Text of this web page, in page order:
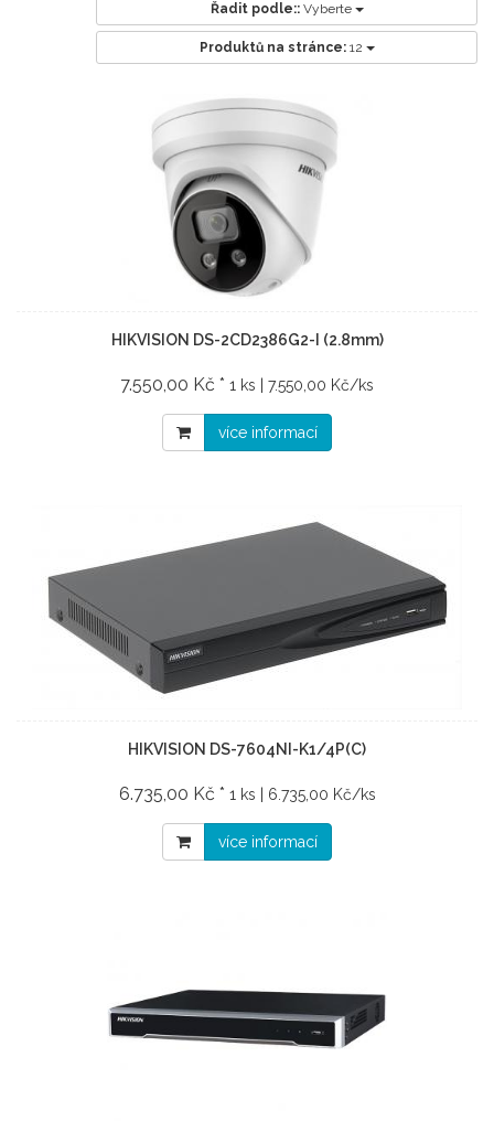
Řadit podle:: Vyberte
Produktů na stránce: 12
HIKVISION DS-2CD2386G2-I (2.8mm)
7.550,00 Kč * 1 ks | 7.550,00 Kč/ks
více informací
HIKVISION DS-7604NI-K1/4P(C)
6.735,00 Kč * 1 ks | 6.735,00 Kč/ks
více informací